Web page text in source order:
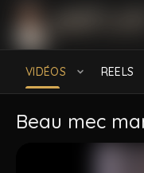
Black
VIDÉOS REELS
Beau mec